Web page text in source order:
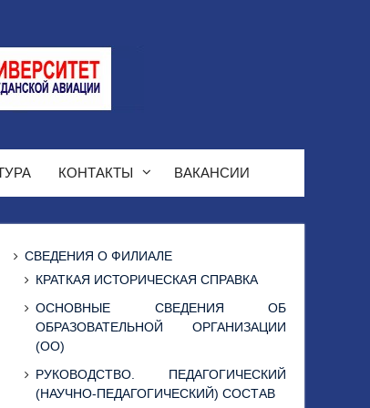
КОНТАКТЫ ВАКАНСИИ
СВЕДЕНИЯ О ФИЛИАЛЕ
КРАТКАЯ ИСТОРИЧЕСКАЯ СПРАВКА
ОСНОВНЫЕ СВЕДЕНИЯ ОБ
ОБРАЗОВАТЕЛЬНОЙ ОРГАНИЗАЦИИ
(ОО)
РУКОВОДСТВО. ПЕДАГОГИЧЕСКИЙ
(НАУЧНО-ПЕДАГОГИЧЕСКИЙ) СОСТАВ